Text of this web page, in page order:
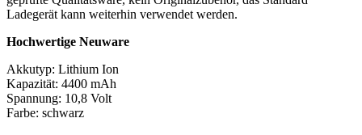
Ladegerät kann weiterhin verwendet werden.
Hochwertige Neuware
Akkutyp: Lithium Ion
Kapazität: 4400 mAh
Spannung: 10,8 Volt
Farbe: schwarz